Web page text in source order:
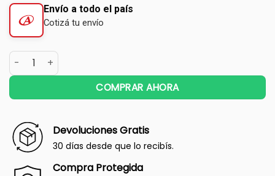
Envío a todo el país
Cotizá tu envío
COMPRAR AHORA
Devoluciones Gratis
30 días desde que lo recibís.
Compra Protegida